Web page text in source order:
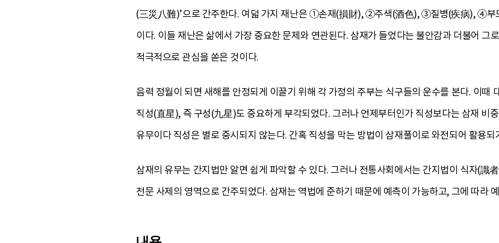
(三災八難)’으로 간주한다. 여덟 가지 재난은 ①손재(損財), ②주색(酒色), ③질병(疾病),
이다. 이들 재난은 삶에서 가장 중요한 문제와 연관된다. 삼재가 들었다는 불안감과 더불어 그
적극적으로 관심을 쏟은 것이다.
음력 정월이 되면 새해를 안정되게 이끌기 위해 각 가정의 주부는 식구들의 운수를 본다. 이
직성(直星), 즉 구성(九星)도 중요하게 부각되었다. 그러나 언제부터인가 직성보다는 삼재 비
유무이다 직성은 별로 중시되지 않는다. 간혹 직성을 막는 방법이 삼재풀이로 와전되어 활용되
삼재의 유무는 간지법만 알면 쉽게 파악할 수 있다. 그러나 전통사회에서는 간지법이 식자(識
전문 사제의 영역으로 간주되었다. 삼재는 역법에 준하기 때문에 예측이 가능하고, 그에 따라